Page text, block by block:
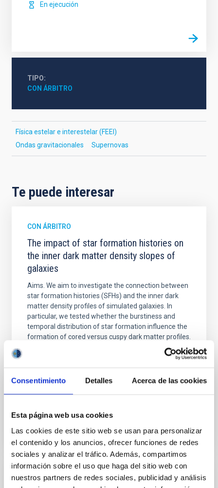
Consentimiento Detalles Acerca de las cookies
Esta página web usa cookies
Las cookies de este sitio web se usan para personalizar
el contenido y los anuncios, ofrecer funciones de redes
sociales y analizar el tráfico. Además, compartimos
información sobre el uso que haga del sitio web con
nuestros partners de redes sociales, publicidad y análisis
En ejecución
TIPO
CON ÁRBITRO
Física estelar e interestelar (FEEI)
Ondas gravitacionales
Supernovas
Te puede interesar
CON ÁRBITRO
The impact of star formation histories on
the inner dark matter density slopes of
galaxies
Aims. We aim to investigate the connection between
star formation histories (SFHs) and the inner dark
matter density profiles of simulated galaxies. In
particular, we tested whether the burstiness and
temporal distribution of star formation influence the
formation of cored versus cuspy dark matter profiles.
Sarrato-Alós, J. et al.
Fecha de publicación: 6 2026
BIBCODE 2026A&A...710A..95S
NÚMERO DE CITAS 1
CON ÁRBITRO